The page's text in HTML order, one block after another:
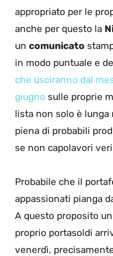
appropriato per le
anche per questo la
un comunicato
in modo puntuale e
che usciranno dal
giugno sulle proprie
lista non solo è lunga
piena di probabili
se non capolavori
Probabile che il
appassionati pianga
A questo proposito
proprio portasoldi
venerdì,